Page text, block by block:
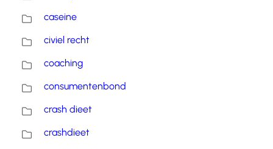
caseine
civiel recht
coaching
consumentenbond
crash dieet
crashdieet